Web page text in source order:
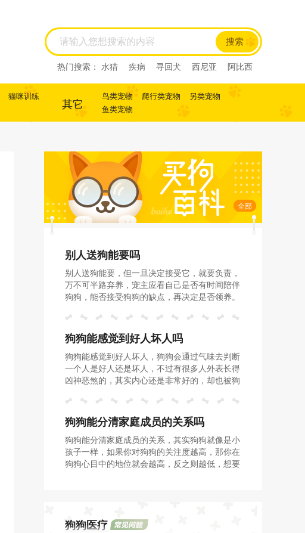
搜索
热门搜索： 水猎 疾病 寻回犬 西尼亚
阿比西
猫咪训练
其它 鸟类宠物 爬行类宠物
另类宠物
鱼类宠物
全部
别人送狗能要吗
别人送狗能要，但一旦决定接受它，就要负责，
万不可半路弃养，宠主应看自己是否有时间陪伴
狗狗，能否接受狗狗的缺点，再决定是否领养。
狗狗能感觉到好人坏人吗
狗狗能感觉到好人坏人，狗狗会通过气味去判断
一个人是好人还是坏人，不过有很多人外表长得
凶神恶煞的，其实内心还是非常好的，却也被狗
狗们还是内心里比较懂的。
狗狗能分清家庭成员的关系吗
狗狗能分清家庭成员的关系，其实狗狗就像是小
孩子一样，如果你对狗狗的关注度越高，那你在
狗狗心目中的地位就会越高，反之则越低，想要
狗狗医疗